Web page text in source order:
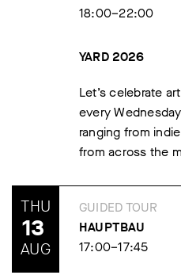
18:00–22:00
YARD 2026
Let’s celebrate
every
ranging from
from across the
THU
13
AUG
GUIDED TOUR
HAUPTBAU
17:00–17:45